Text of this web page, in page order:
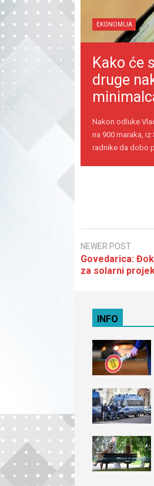
EKONOMIJA
Kako će
druge
Nakon odluke
na 900 maraka,
radnike da dobo
NEWER POST
Govedarica:
za solarni
INFO